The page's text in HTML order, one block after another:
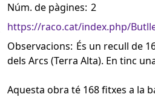
Núm. de pàgines: 2
https://raco.cat/index.php/
Observacions: És un recull de
dels Arcs (Terra Alta). En tinc
Aquesta obra té 168 fitxes a la